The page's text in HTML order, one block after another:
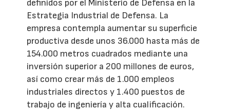
definidos por el Ministerio de Defensa en la
Estrategia Industrial de Defensa. La
empresa contempla aumentar su superficie
productiva desde unos 36.000 hasta más de
154.000 metros cuadrados mediante una
inversión superior a 200 millones de euros,
así como crear más de 1.000 empleos
industriales directos y 1.400 puestos de
trabajo de ingeniería y alta cualificación.